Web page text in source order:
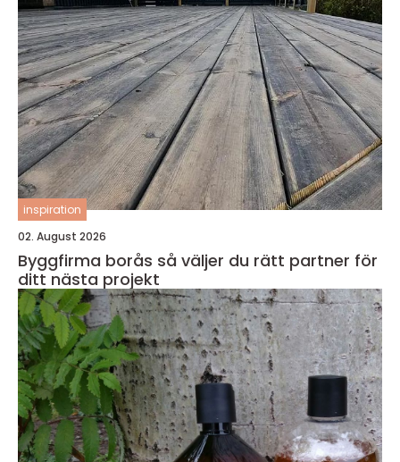
inspiration
02. August 2026
Byggfirma borås så väljer du rätt partner för
ditt nästa projekt